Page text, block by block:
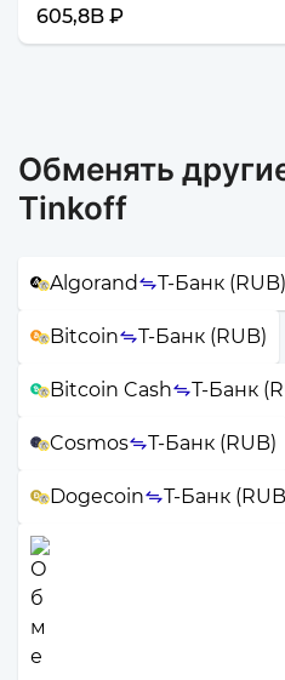
605,8B ₽
Обменять
Tinkoff
Algorand Т-Банк (RUB)
Bitcoin Т-Банк (RUB)
Bitcoin Cash Т-Банк
Cosmos Т-Банк (RUB)
Dogecoin Т-Банк